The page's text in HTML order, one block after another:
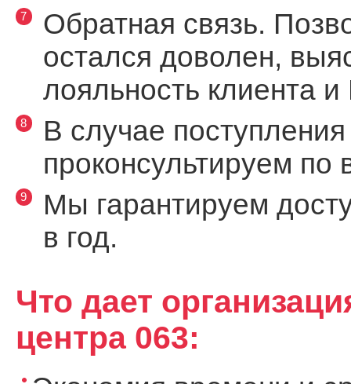
Обратная связь.
остался доволен,
лояльность клиента
В случае
проконсультируем
Мы гарантируем
в год.
Что дает
центра 063: